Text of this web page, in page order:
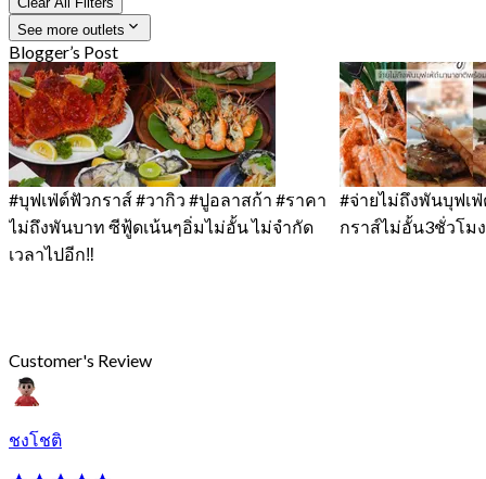
See more outlets
Blogger’s Post
#บุฟเฟ่ต์ฟัวกราส์ #วากิว #ปูอลาสก้า #ราคา
ไม่ถึงพันบาท ซีฟู้ดเน้นๆอิ่มไม่อั้น ไม่จำกัด
เวลาไปอีก‼️
#จ่ายไม่ถึงพันบุฟเ
กราส์ไม่อั้น3ชั่วโม
Customer's Review
ชงโชติ